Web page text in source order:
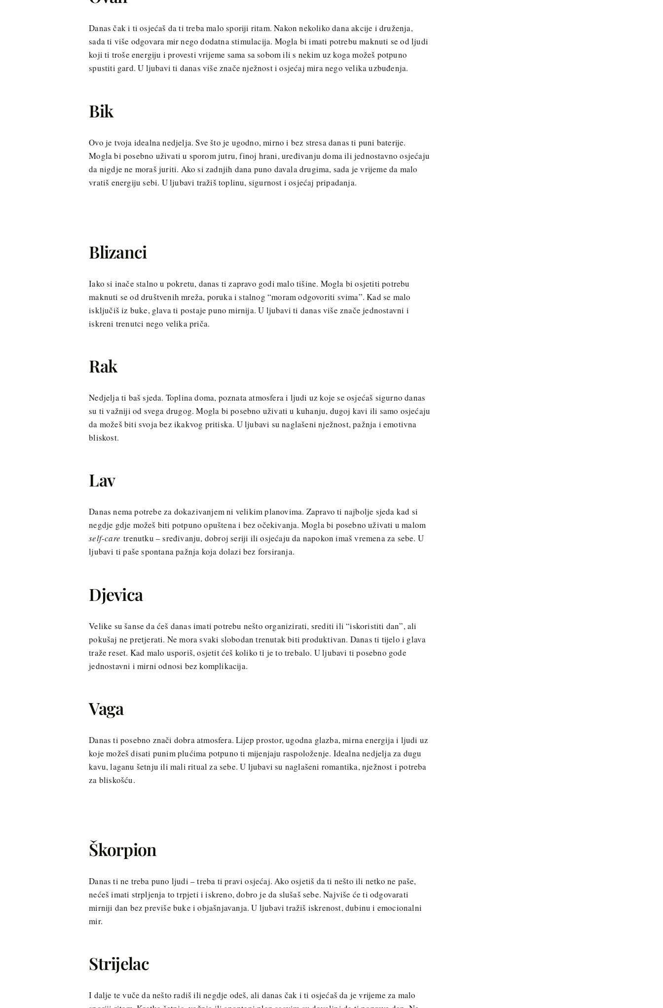
Danas čak i ti osjećaš da ti treba malo sporiji ritam. Nakon nekoliko dana akcije i druženja,
sada ti više odgovara mir nego dodatna stimulacija. Mogla bi imati potrebu maknuti se od ljudi
koji ti troše energiju i provesti vrijeme sama sa sobom ili s nekim uz koga možeš potpuno
spustiti gard. U ljubavi ti danas više znače nježnost i osjećaj mira nego velika uzbuđenja.
Bik
Ovo je tvoja idealna nedjelja. Sve što je ugodno, mirno i bez stresa danas ti puni baterije.
Mogla bi posebno uživati u sporom jutru, finoj hrani, uređivanju doma ili jednostavno osjećaju
da nigdje ne moraš juriti. Ako si zadnjih dana puno davala drugima, sada je vrijeme da malo
vratiš energiju sebi. U ljubavi tražiš toplinu, sigurnost i osjećaj pripadanja.
Blizanci
Iako si inače stalno u pokretu, danas ti zapravo godi malo tišine. Mogla bi osjetiti potrebu
maknuti se od društvenih mreža, poruka i stalnog “moram odgovoriti svima”. Kad se malo
isključiš iz buke, glava ti postaje puno mirnija. U ljubavi ti danas više znače jednostavni i
iskreni trenutci nego velika priča.
Rak
Nedjelja ti baš sjeda. Toplina doma, poznata atmosfera i ljudi uz koje se osjećaš sigurno danas
su ti važniji od svega drugog. Mogla bi posebno uživati u kuhanju, dugoj kavi ili samo osjećaju
da možeš biti svoja bez ikakvog pritiska. U ljubavi su naglašeni nježnost, pažnja i emotivna
bliskost.
Lav
Danas nema potrebe za dokazivanjem ni velikim planovima. Zapravo ti najbolje sjeda kad si
negdje gdje možeš biti potpuno opuštena i bez očekivanja. Mogla bi posebno uživati u malom
self-care trenutku – sređivanju, dobroj seriji ili osjećaju da napokon imaš vremena za sebe. U
ljubavi ti paše spontana pažnja koja dolazi bez forsiranja.
Djevica
Velike su šanse da ćeš danas imati potrebu nešto organizirati, srediti ili “iskoristiti dan”, ali
pokušaj ne pretjerati. Ne mora svaki slobodan trenutak biti produktivan. Danas ti tijelo i glava
traže reset. Kad malo usporiš, osjetit ćeš koliko ti je to trebalo. U ljubavi ti posebno gode
jednostavni i mirni odnosi bez komplikacija.
Vaga
Danas ti posebno znači dobra atmosfera. Lijep prostor, ugodna glazba, mirna energija i ljudi uz
koje možeš disati punim plućima potpuno ti mijenjaju raspoloženje. Idealna nedjelja za dugu
kavu, laganu šetnju ili mali ritual za sebe. U ljubavi su naglašeni romantika, nježnost i potreba
za bliskošću.
Škorpion
Danas ti ne treba puno ljudi – treba ti pravi osjećaj. Ako osjetiš da ti nešto ili netko ne paše,
nećeš imati strpljenja to trpjeti i iskreno, dobro je da slušaš sebe. Najviše će ti odgovarati
mirniji dan bez previše buke i objašnjavanja. U ljubavi tražiš iskrenost, dubinu i emocionalni
mir.
Strijelac
I dalje te vuče da nešto radiš ili negdje odeš, ali danas čak i ti osjećaš da je vrijeme za malo